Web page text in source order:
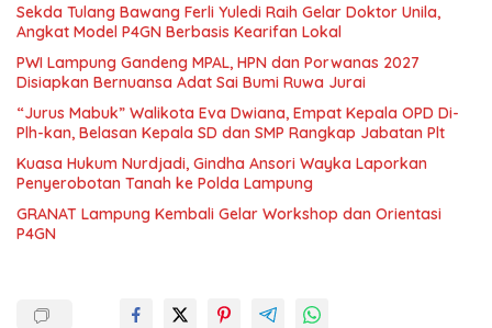
Sekda Tulang Bawang Ferli Yuledi Raih Gelar Doktor Unila,
Angkat Model P4GN Berbasis Kearifan Lokal
PWI Lampung Gandeng MPAL, HPN dan Porwanas 2027
Disiapkan Bernuansa Adat Sai Bumi Ruwa Jurai
“Jurus Mabuk” Walikota Eva Dwiana, Empat Kepala OPD Di-
Plh-kan, Belasan Kepala SD dan SMP Rangkap Jabatan Plt
Kuasa Hukum Nurdjadi, Gindha Ansori Wayka Laporkan
Penyerobotan Tanah ke Polda Lampung
GRANAT Lampung Kembali Gelar Workshop dan Orientasi
P4GN